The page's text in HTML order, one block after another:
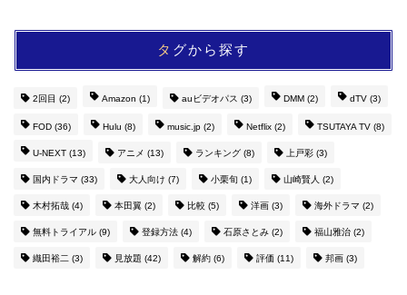
タグから探す
2回目 (2) Amazon (1) auビデオパス (3) DMM (2) dTV (3)
FOD (36) Hulu (8) music.jp (2) Netflix (2) TSUTAYA TV (8)
U-NEXT (13) アニメ (13) ランキング (8) 上戸彩 (3)
国内ドラマ (33) 大人向け (7) 小栗旬 (1) 山崎賢人 (2)
木村拓哉 (4) 本田翼 (2) 比較 (5) 洋画 (3) 海外ドラマ (2)
無料トライアル (9) 登録方法 (4) 石原さとみ (2) 福山雅治 (2)
織田裕二 (3) 見放題 (42) 解約 (6) 評価 (11) 邦画 (3)